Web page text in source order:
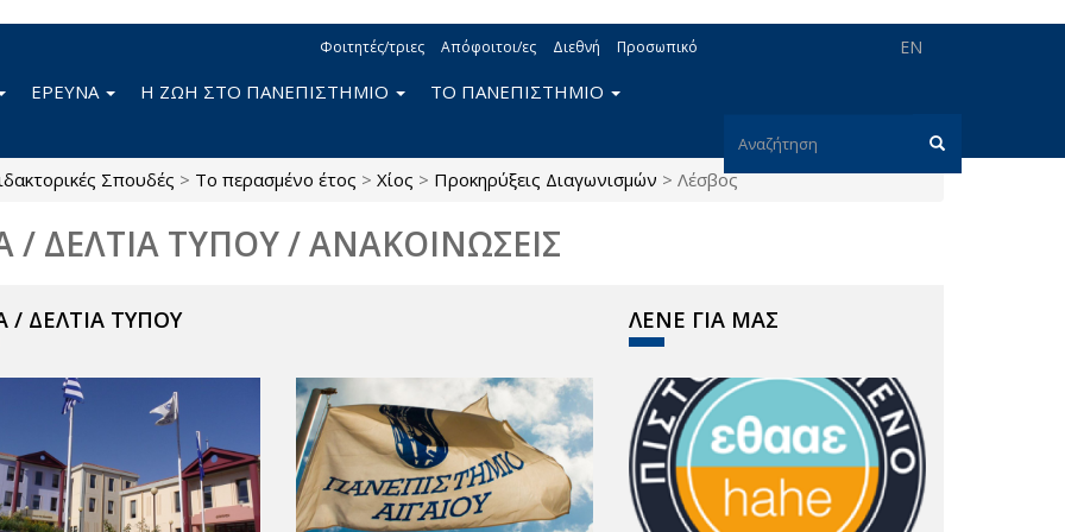
EN
Φοιτητές/τριες Απόφοιτοι/ες Διεθνή Προσωπικό
Φόρμα
αναζήτησης
ΕΡΕΥΝΑ Η ΖΩΗ ΣΤΟ ΠΑΝΕΠΙΣΤΗΜΙΟ ΤΟ ΠΑΝΕΠΙΣΤΗΜΙΟ
Σπουδές > Το περασμένο έτος > Χίος > Προκηρύξεις Διαγωνισμών > Λέσβος
/ ΔΕΛΤΙΑ ΤΥΠΟΥ / ΑΝΑΚΟΙΝΩΣΕΙΣ
/ ΔΕΛΤΙΑ ΤΥΠΟΥ ΛΕΝΕ ΓΙΑ ΜΑΣ